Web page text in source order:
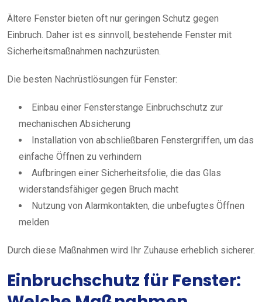
Ältere Fenster bieten oft nur geringen Schutz gegen
Einbruch. Daher ist es sinnvoll, bestehende Fenster mit
Sicherheitsmaßnahmen nachzurüsten.
Die besten Nachrüstlösungen für Fenster:
Einbau einer Fensterstange Einbruchschutz zur
mechanischen Absicherung
Installation von abschließbaren Fenstergriffen, um das
einfache Öffnen zu verhindern
Aufbringen einer Sicherheitsfolie, die das Glas
widerstandsfähiger gegen Bruch macht
Nutzung von Alarmkontakten, die unbefugtes Öffnen
melden
Durch diese Maßnahmen wird Ihr Zuhause erheblich sicherer.
Einbruchschutz für Fenster: